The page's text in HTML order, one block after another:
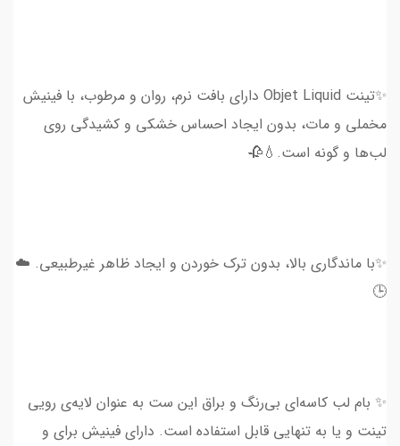
✨تینت Objet Liquid دارای بافت نرم، روان و مرطوب، با فینیش
مخملی و مات، بدون ایجاد احساس خشکی و کشیدگی روی
لب‌ها و گونه است.💧🥀
✨با ماندگاری بالا، بدون ترک خوردن و ایجاد ظاهر غیرطبیعی. ☁️
🕒
✨ بام لب کاسه‌ای بی‌رنگ و براق این ست به عنوان لایه‌ی رویی
تینت و یا به تنهایی قابل استفاده است. دارای فینیش برای و